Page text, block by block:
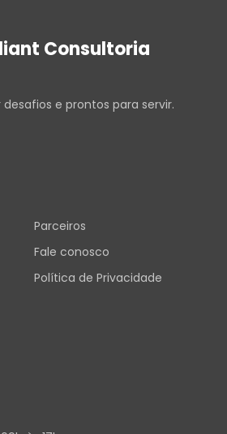
Consultoria
e prontos para servir.
Parceiros
Fale conosco
Política de Privacidade